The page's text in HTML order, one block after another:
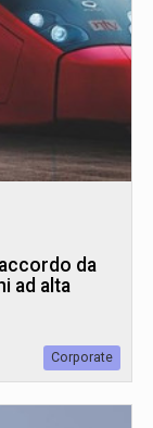
da
ad alta
Corporate